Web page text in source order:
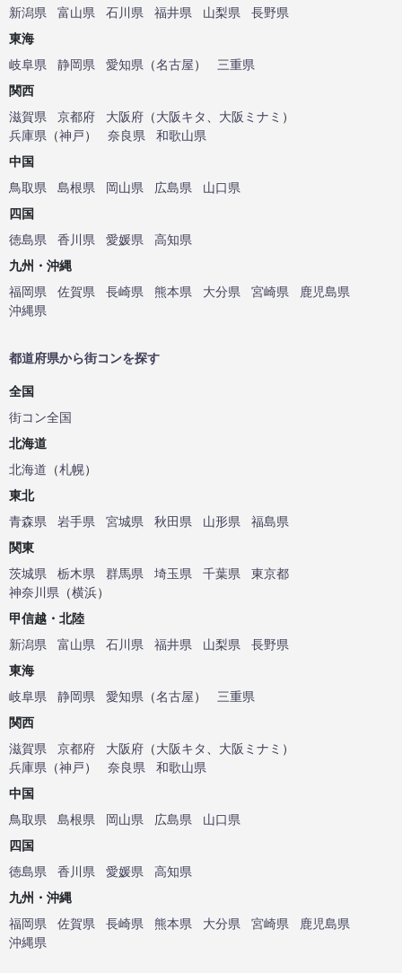
新潟県
富山県 石川県 福井県 山梨県
長野県
東海
岐阜県
静岡県 愛知県 （名古屋）
三重県
関西
滋賀県
京都府 大阪府 （大阪キタ 大阪ミナミ ）
兵庫県 （神戸） 奈良県
和歌山県
中国
鳥取県
島根県 岡山県 広島県
山口県
四国
徳島県
香川県 愛媛県
高知県
九州・沖縄
福岡県
佐賀県 長崎県 熊本県 大分県 宮崎県
鹿児島県
沖縄県
都道府県から街コンを探す
全国
街コン全国
北海道
北海道 （札幌）
東北
青森県
岩手県 宮城県 秋田県 山形県
福島県
関東
茨城県
栃木県 群馬県 埼玉県 千葉県
東京都
神奈川県 （横浜）
甲信越・北陸
新潟県
富山県 石川県 福井県 山梨県
長野県
東海
岐阜県
静岡県 愛知県 （名古屋）
三重県
関西
滋賀県
京都府 大阪府 （大阪キタ 大阪ミナミ ）
兵庫県 （神戸） 奈良県
和歌山県
中国
鳥取県
島根県 岡山県 広島県
山口県
四国
徳島県
香川県 愛媛県
高知県
九州・沖縄
福岡県
佐賀県 長崎県 熊本県 大分県 宮崎県
鹿児島県
沖縄県